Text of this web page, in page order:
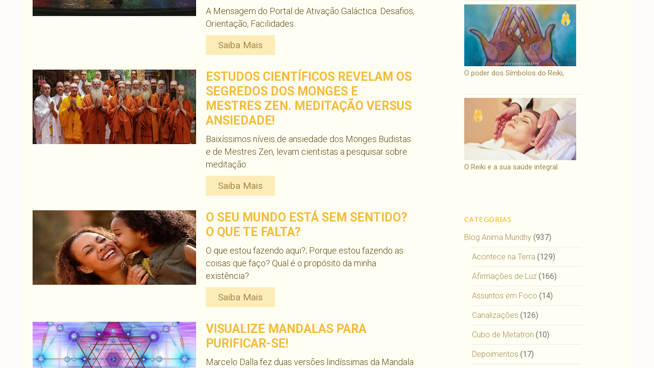
A Mensagem do Portal de Ativação Galáctica. Desafios,
Orientação, Facilidades.
Saiba Mais
ESTUDOS CIENTÍFICOS REVELAM OS
SEGREDOS DOS MONGES E
MESTRES ZEN. MEDITAÇÃO VERSUS
ANSIEDADE!
Baixíssimos níveis de ansiedade dos Monges Budistas
e de Mestres Zen, levam cientistas a pesquisar sobre
meditação.
Saiba Mais
O SEU MUNDO ESTÁ SEM SENTIDO?
O QUE TE FALTA?
O que estou fazendo aqui?; Porque estou fazendo as
coisas que faço? Qual é o propósito da minha
existência?
Saiba Mais
VISUALIZE MANDALAS PARA
PURIFICAR-SE!
Marcelo Dalla fez duas versões lindíssimas da Mandala
O poder dos Símbolos do Reiki,
O Reiki e a sua saúde integral.
CATEGORIAS
Blog Anima Mundhy (937)
Acontece na Terra (129)
Afirmações de Luz (166)
Assuntos em Foco (14)
Canalizações (126)
Cubo de Metatron (10)
Depoimentos (17)